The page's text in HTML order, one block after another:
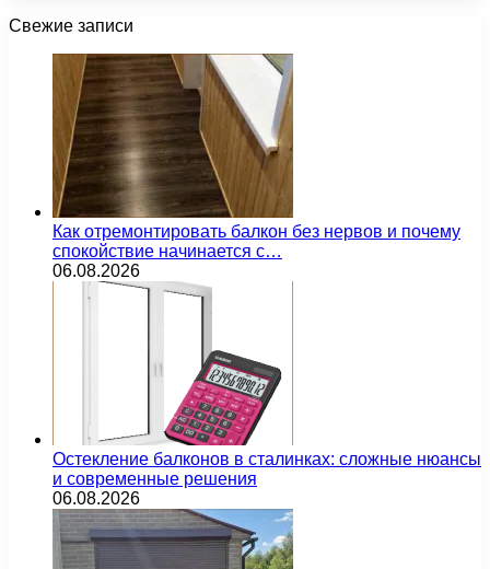
Свежие записи
Как отремонтировать балкон без нервов и почему
спокойствие начинается с…
06.08.2026
Остекление балконов в сталинках: сложные нюансы
и современные решения
06.08.2026